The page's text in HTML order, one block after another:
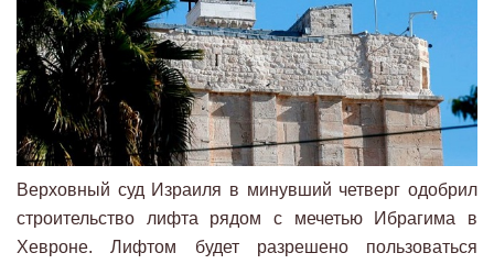
Верховный суд Израиля в минувший четверг одобрил
строительство лифта рядом с мечетью Ибрагима в
Хевроне. Лифтом будет разрешено пользоваться